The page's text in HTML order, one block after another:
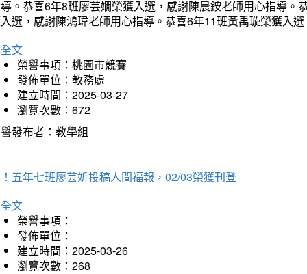
。恭喜6年8班廖芸嫺榮獲入選，感謝陳晨銨老師用心指導
選，感謝陳鴻瑋老師用心指導。恭喜6年11班黃禹璇榮獲入
文
榮譽事項：桃園市競賽
發佈單位：教務處
建立時間：2025-03-27
瀏覽次數：672
發布者：教學組
五年七班廖芸妡投稿人間福報，02/03榮獲刊登
文
榮譽事項：
發佈單位：
建立時間：2025-03-26
瀏覽次數：268